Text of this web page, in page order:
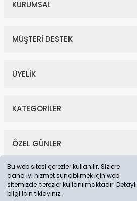
Bu web sitesi çerezler kullanılır. Sizlere
daha iyi hizmet sunabilmek için web
sitemizde çerezler kullanılmaktadır. Detaylı
bilgi için tıklayınız.
KURUMSAL
MÜŞTERİ DESTEK
ÜYELİK
KATEGORİLER
ÖZEL GÜNLER